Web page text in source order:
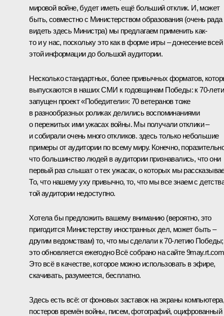
мировой войне, будет иметь ещё больший отклик. И, может
быть, совместно с Министерством образования (очень рада
видеть здесь Министра) мы предлагаем применить как-
то и у нас, поскольку это как в форме игры – донесение всей
этой информации до большой аудитории.
Несколько стандартных, более привычных форматов,
выпускаются в наших СМИ к годовщинам Победы: к 70-
запущен проект «Победители»: 70 ветеранов тоже
в разнообразных роликах делились воспоминаниями
о пережитых ими ужасах войны. Мы получали отклики –
и собирали очень много откликов. здесь только небольшие
примеры от аудитории по всему миру. Конечно,
что большинство людей в аудитории признавались, что они
первый раз слышат о тех ужасах, о которых мы
То, что нашему уху привычно, то, что мы все знаем с
той аудитории недоступно.
Хотела бы предложить вашему вниманию (вероятно, это
пригодится Министерству иностранных дел, может быть –
другим ведомствам) то, что мы сделали к 70-летию Победы;
это обновляется ежегодно Всё собрано на сайте
Это всё в качестве, которое можно использовать в эфире,
скачивать, разумеется, бесплатно.
Здесь есть всё: от фоновых заставок на экраны
постеров времён войны, писем, фотографий, оцифрованный